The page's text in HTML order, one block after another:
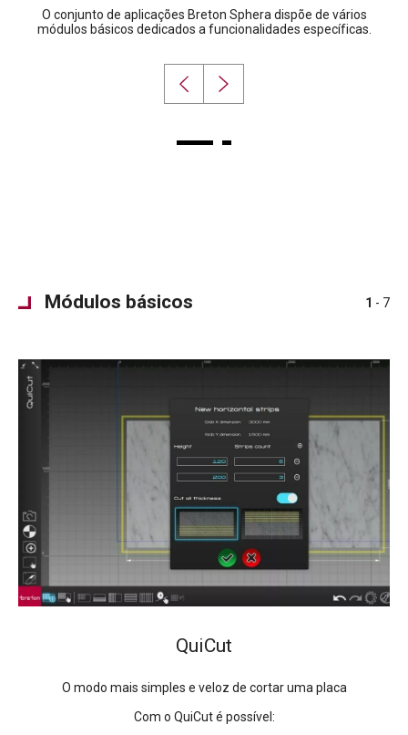
O conjunto de aplicações Breton Sphera dispõe de vários
módulos básicos dedicados a funcionalidades específicas.
Módulos básicos 1 - 7
QuiCut
O modo mais simples e veloz de cortar uma placa
Com o QuiCut é possível: